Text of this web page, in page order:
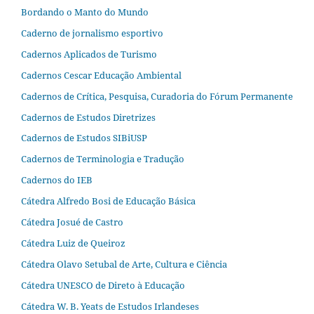
Bordando o Manto do Mundo
Caderno de jornalismo esportivo
Cadernos Aplicados de Turismo
Cadernos Cescar Educação Ambiental
Cadernos de Crítica, Pesquisa, Curadoria do Fórum Permanente
Cadernos de Estudos Diretrizes
Cadernos de Estudos SIBiUSP
Cadernos de Terminologia e Tradução
Cadernos do IEB
Cátedra Alfredo Bosi de Educação Básica
Cátedra Josué de Castro
Cátedra Luiz de Queiroz
Cátedra Olavo Setubal de Arte, Cultura e Ciência
Cátedra UNESCO de Direto à Educação
Cátedra W. B. Yeats de Estudos Irlandeses